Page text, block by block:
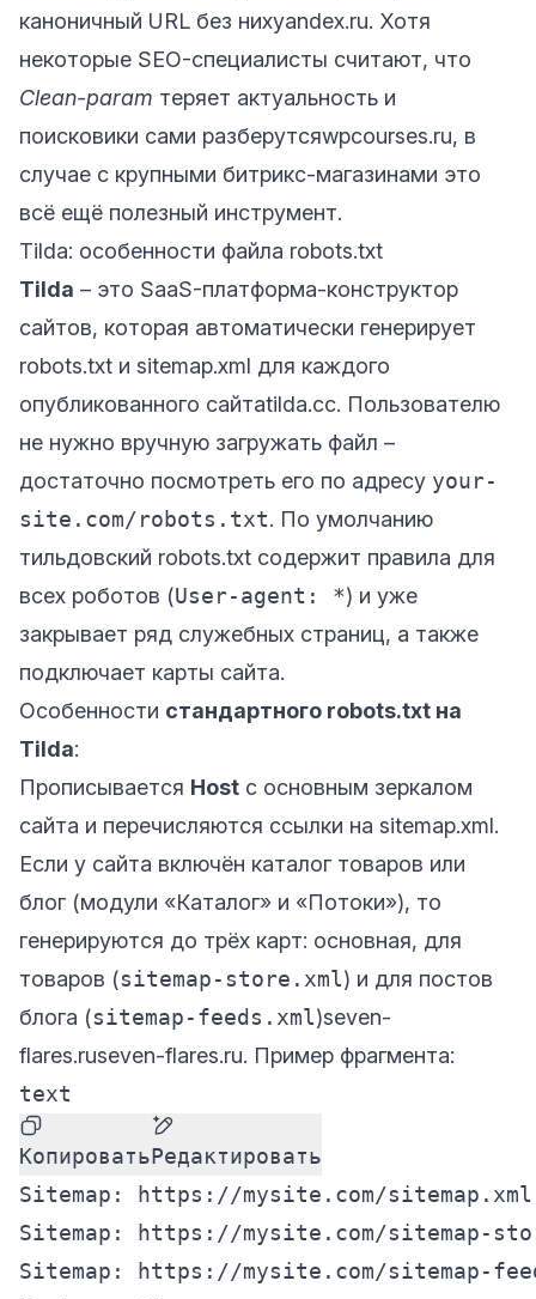
каноничный URL без нихyandex.ru. Хотя
некоторые SEO-специалисты считают, что
Clean-param теряет актуальность и
поисковики сами разберутсяwpcourses.ru, в
случае с крупными битрикс-магазинами это
всё ещё полезный инструмент.
Tilda: особенности файла robots.txt
Tilda – это SaaS-платформа-конструктор
сайтов, которая автоматически генерирует
robots.txt и sitemap.xml для каждого
опубликованного сайтаtilda.cc. Пользователю
не нужно вручную загружать файл –
достаточно посмотреть его по адресу your-
site.com/robots.txt. По умолчанию
тильдовский robots.txt содержит правила для
всех роботов (User-agent: *) и уже
закрывает ряд служебных страниц, а также
подключает карты сайта.
Особенности стандартного robots.txt на
Tilda:
Прописывается Host с основным зеркалом
сайта и перечисляются ссылки на sitemap.xml.
Если у сайта включён каталог товаров или
блог (модули «Каталог» и «Потоки»), то
генерируются до трёх карт: основная, для
товаров (sitemap-store.xml) и для постов
блога (sitemap-feeds.xml)seven-
flares.ruseven-flares.ru. Пример фрагмента:
text
КопироватьРедактировать
Sitemap: https://mysite.com/sitemap.xml
Sitemap: https://mysite.com/sitemap-
Sitemap: https://mysite.com/sitemap-